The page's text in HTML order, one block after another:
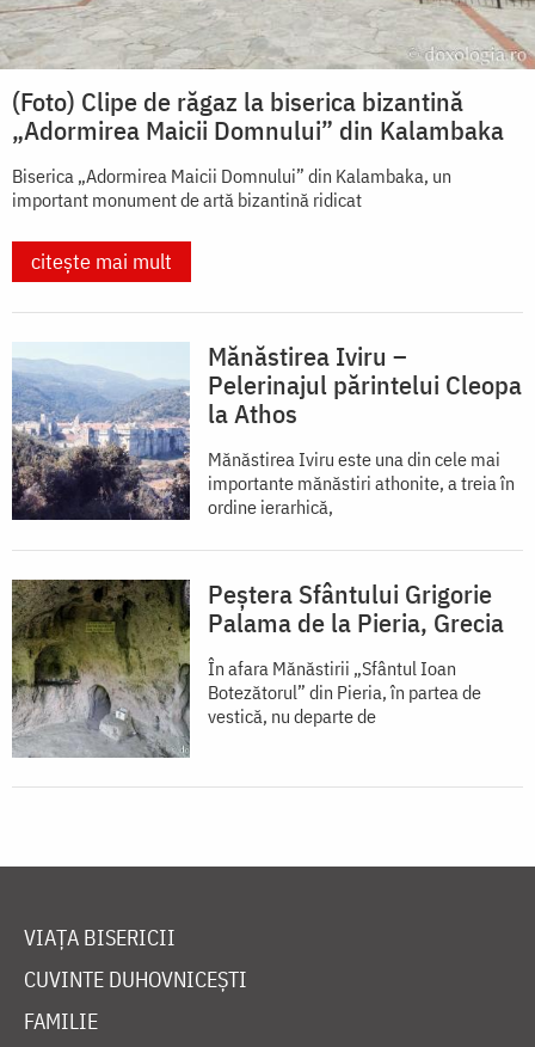
(Foto) Clipe de răgaz la biserica bizantină
„Adormirea Maicii Domnului” din Kalambaka
Biserica „Adormirea Maicii Domnului” din Kalambaka, un
important monument de artă bizantină ridicat
citește mai mult
Mănăstirea Iviru –
Pelerinajul părintelui Cleopa
la Athos
Mănăstirea Iviru este una din cele mai
importante mănăstiri athonite, a treia în
ordine ierarhică,
Peștera Sfântului Grigorie
Palama de la Pieria, Grecia
În afara Mănăstirii „Sfântul Ioan
Botezătorul” din Pieria, în partea de
vestică, nu departe de
VIAȚA BISERICII
CUVINTE DUHOVNICEȘTI
FAMILIE